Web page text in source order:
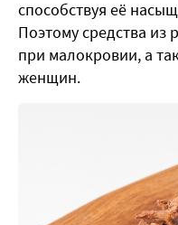
способствуя её
Поэтому средства из
при малокровии, а
женщин.